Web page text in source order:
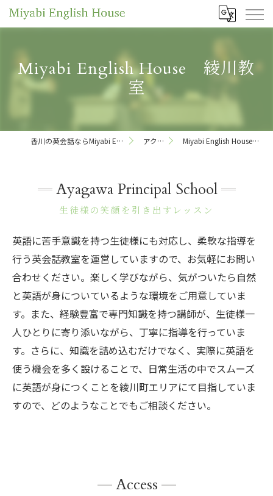
Miyabi English House 綾川教
室
香川の英会話ならMiyabi English House アクセス Miyabi English House 綾川教室
生徒様の笑顔を引き出すレッスン
Ayagawa Principal School
英語に苦手意識を持つ生徒様にも対応し、柔軟な指導を
行う英会話教室を運営していますので、お気軽にお問い
合わせください。楽しく学びながら、気がついたら自然
と英語が身についているような環境をご用意していま
す。また、経験豊富で専門知識を持つ講師が、生徒様一
人ひとりに寄り添いながら、丁寧に指導を行っていま
す。さらに、知識を詰め込むだけでなく、実際に英語を
使う機会を多く設けることで、日常生活の中でスムーズ
に英語が身につくことを綾川町エリアにて目指していま
すので、どのようなことでもご相談ください。
Access